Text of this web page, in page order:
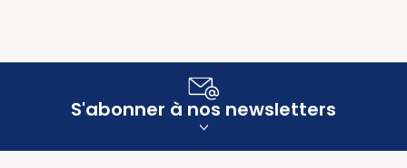
S'abonner à nos newsletters